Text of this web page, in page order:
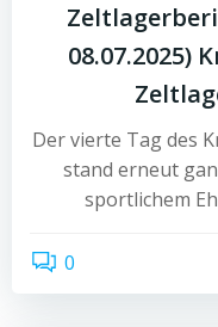
08.07.2025)
Der vierte Tag des
stand erneut
sportlichem
0